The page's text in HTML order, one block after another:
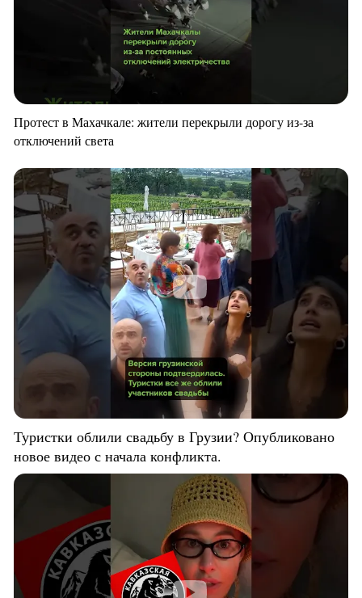
Протест в Махачкале: жители перекрыли дорогу из-за
отключений света
Туристки облили свадьбу в Грузии? Опубликовано
новое видео с начала конфликта.